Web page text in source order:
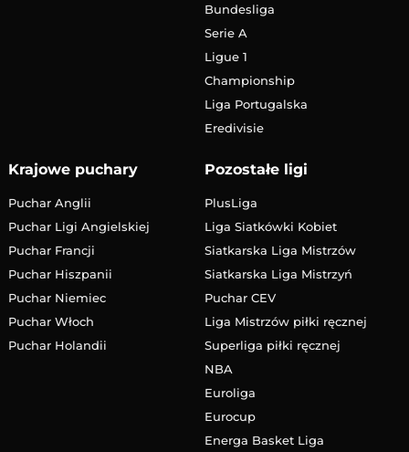
Bundesliga
Serie A
Ligue 1
Championship
Liga Portugalska
Eredivisie
Krajowe puchary
Puchar Anglii
Puchar Ligi Angielskiej
Puchar Francji
Puchar Hiszpanii
Puchar Niemiec
Puchar Włoch
Puchar Holandii
Pozostałe ligi
PlusLiga
Liga Siatkówki Kobiet
Siatkarska Liga Mistrzów
Siatkarska Liga Mistrzyń
Puchar CEV
Liga Mistrzów piłki ręcznej
Superliga piłki ręcznej
NBA
Euroliga
Eurocup
Energa Basket Liga